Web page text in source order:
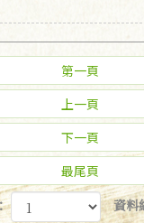
第一頁
上一頁
下一頁
最尾頁
資料